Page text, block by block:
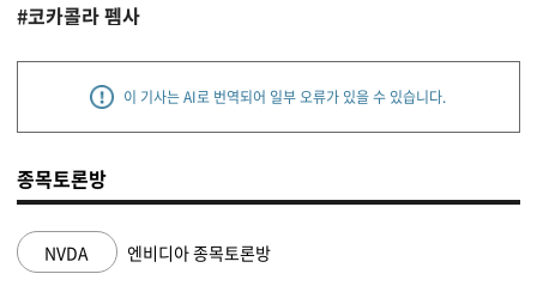
#코카콜라 펨사
이 기사는 AI로 번역되어 일부 오류가 있을 수 있습니다.
종목토론방
NVDA 엔비디아 종목토론방